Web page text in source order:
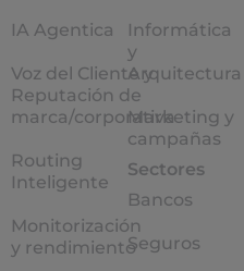
IA Agentica
Voz del Cliente y
Reputación de
marca/corporativa
Routing
Inteligente
Monitorización
y rendimiento
Informática
y
Arquitectura
Marketing y
campañas
Sectores
Bancos
Seguros